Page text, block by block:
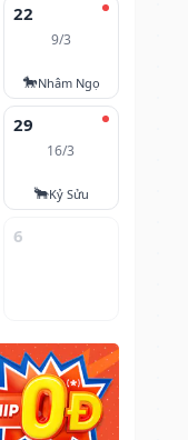
22
9/3
🐎Nhâm Ngọ
29
16/3
🐂Kỷ Sửu
6